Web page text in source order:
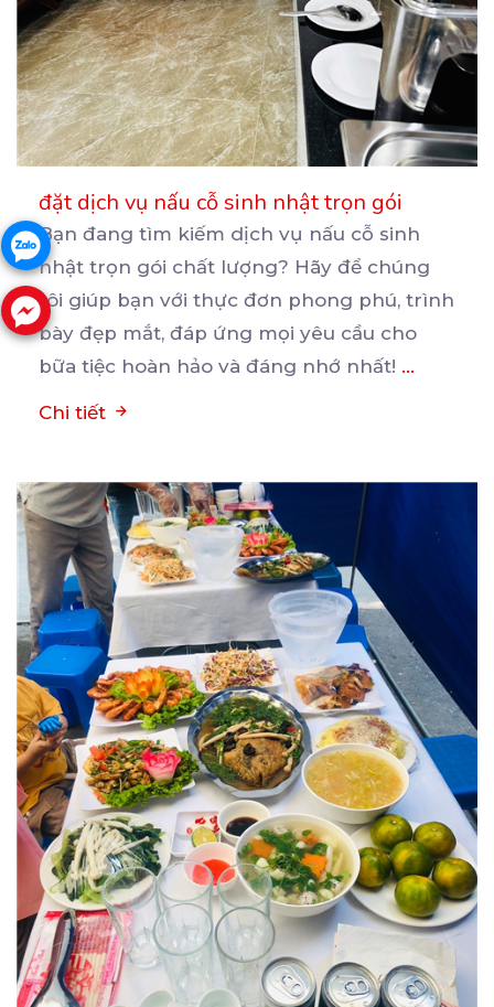
đặt dịch vụ nấu cỗ sinh nhật trọn gói
Bạn đang tìm kiếm dịch vụ nấu cỗ sinh
nhật trọn gói chất lượng? Hãy để chúng
tôi giúp bạn với thực đơn phong phú, trình
bày đẹp mắt, đáp ứng mọi yêu cầu cho
bữa tiệc hoàn hảo và đáng nhớ nhất! ...
Chi tiết